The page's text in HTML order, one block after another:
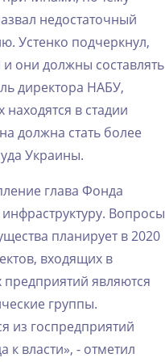
‌недостаточный‌
‌Устенко‌ ‌подчеркнул,‌
‌они‌ ‌должны‌ ‌составлять‌
‌директора‌ ‌НАБУ,‌
‌в‌ ‌стадии‌
‌должна‌ ‌стать‌ ‌более‌
‌Украины.‌
‌глава‌ ‌Фонда‌
‌Вопросы‌
‌планирует‌ ‌в‌ ‌2020‌
‌входящих‌ ‌в‌
‌являются‌
‌группы.‌
‌из‌ ‌госпредприятий‌
‌власти»,‌ ‌-‌ ‌отметил‌